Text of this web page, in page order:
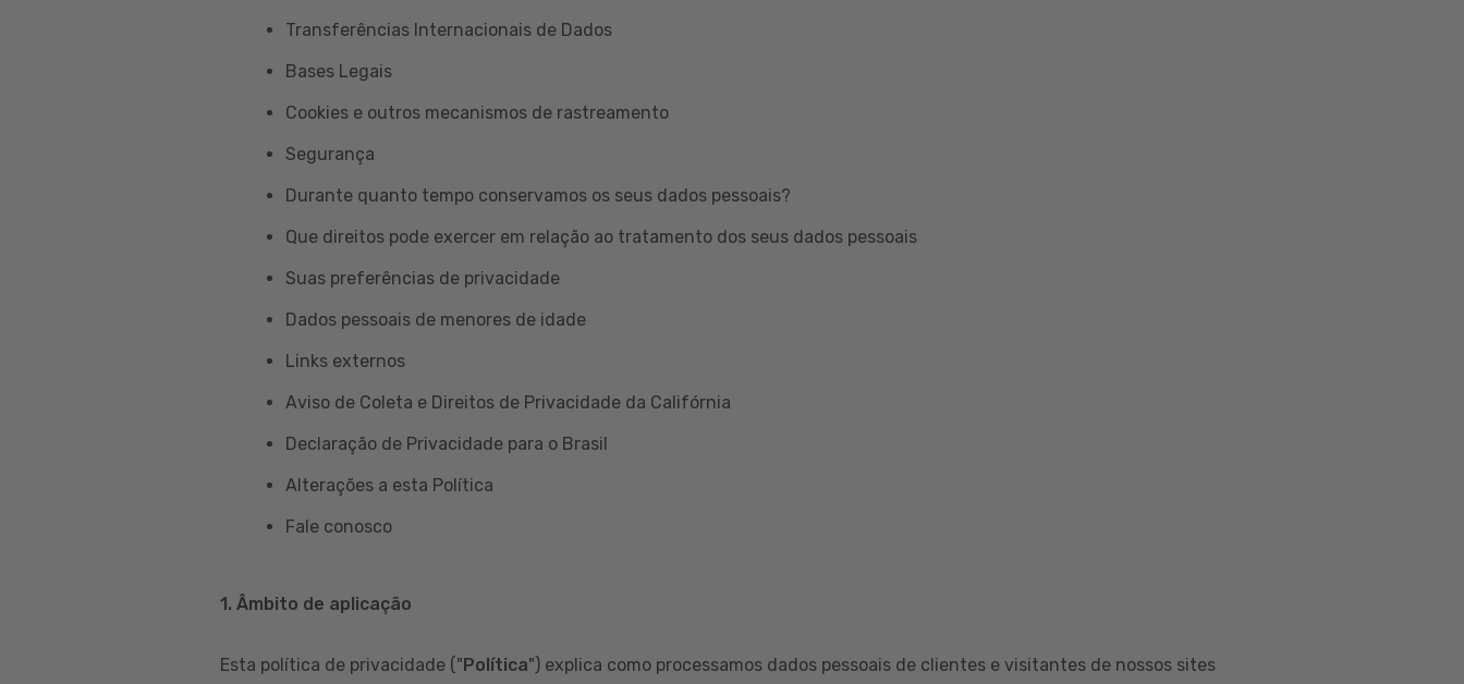
Transferências Internacionais de Dados
Bases Legais
Cookies e outros mecanismos de rastreamento
Segurança
Durante quanto tempo conservamos os seus dados pessoais?
Que direitos pode exercer em relação ao tratamento dos seus dados pessoais
Suas preferências de privacidade
Dados pessoais de menores de idade
Links externos
Aviso de Coleta e Direitos de Privacidade da Califórnia
Declaração de Privacidade para o Brasil
Alterações a esta Política
Fale conosco
1. Âmbito de aplicação
Esta política de privacidade ("Política") explica como processamos dados pessoais de clientes e visitantes de nossos sites